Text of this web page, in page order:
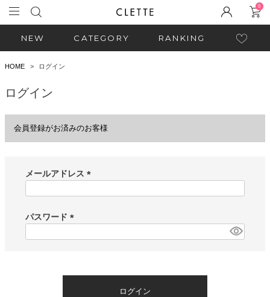
0
NEW CATEGORY RANKING
HOME ログイン
ログイン
会員登録がお済みのお客様
メールアドレス
)
パスワード
ログイン